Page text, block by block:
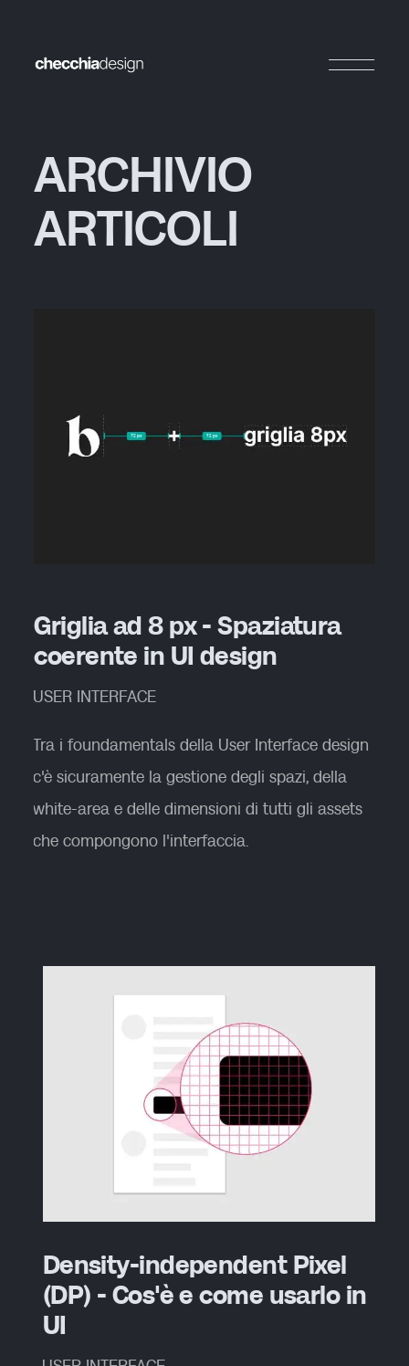
ARCHIVIO
ARTICOLI
Griglia ad 8 px - Spaziatura
coerente in UI design
USER INTERFACE
Tra i foundamentals della User Interface design
c'è sicuramente la gestione degli spazi, della
white-area e delle dimensioni di tutti gli assets
che compongono l'interfaccia.
Density-independent Pixel
(DP) - Cos'è e come usarlo in
UI